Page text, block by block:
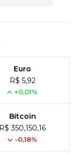
Euro
R$ 5,92
+0,01%
Bitcoin
R$ 350,150,16
-0,18%